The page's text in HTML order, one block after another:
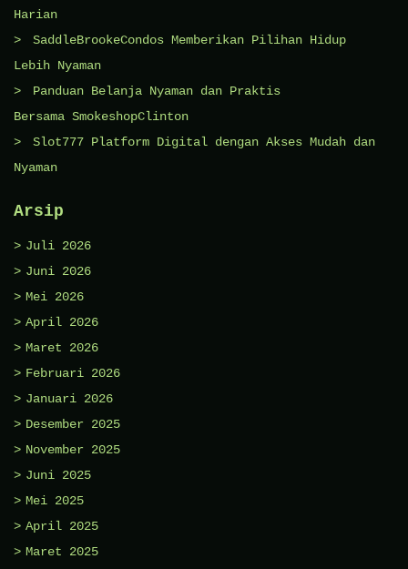
Harian
SaddleBrookeCondos Memberikan Pilihan Hidup
Lebih Nyaman
Panduan Belanja Nyaman dan Praktis
Bersama SmokeshopClinton
Slot777 Platform Digital dengan Akses Mudah dan
Nyaman
Arsip
Juli 2026
Juni 2026
Mei 2026
April 2026
Maret 2026
Februari 2026
Januari 2026
Desember 2025
November 2025
Juni 2025
Mei 2025
April 2025
Maret 2025